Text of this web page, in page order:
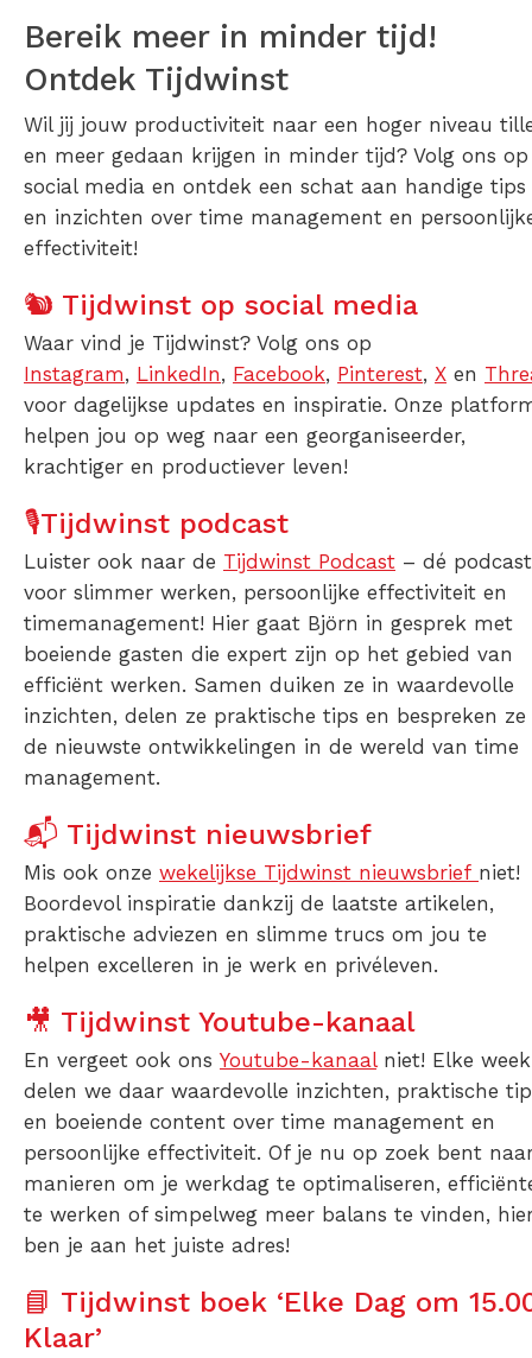
Bereik meer in minder tijd!
Ontdek Tijdwinst
Wil jij jouw productiviteit naar een hoger niveau
en meer gedaan krijgen in minder tijd? Volg ons op
social media en ontdek een schat aan handige tips
en inzichten over time management en
effectiviteit!
🐿️ Tijdwinst op social media
Waar vind je Tijdwinst? Volg ons op
Instagram, LinkedIn, Facebook, Pinterest, X en
voor dagelijkse updates en inspiratie. Onze
helpen jou op weg naar een georganiseerder,
krachtiger en productiever leven!
🎙️Tijdwinst podcast
Luister ook naar de Tijdwinst Podcast – dé podcast
voor slimmer werken, persoonlijke effectiviteit en
timemanagement! Hier gaat Björn in gesprek met
boeiende gasten die expert zijn op het gebied van
efficiënt werken. Samen duiken ze in waardevolle
inzichten, delen ze praktische tips en bespreken ze
de nieuwste ontwikkelingen in de wereld van time
management.
📬 Tijdwinst nieuwsbrief
Mis ook onze wekelijkse Tijdwinst nieuwsbrief niet!
Boordevol inspiratie dankzij de laatste artikelen,
praktische adviezen en slimme trucs om jou te
helpen excelleren in je werk en privéleven.
🎥 Tijdwinst Youtube-kanaal
En vergeet ook ons Youtube-kanaalniet! Elke week
delen we daar waardevolle inzichten, praktische
en boeiende content over time management en
persoonlijke effectiviteit. Of je nu op zoek bent
manieren om je werkdag te optimaliseren,
te werken of simpelweg meer balans te vinden,
ben je aan het juiste adres!
📘 Tijdwinst boek ‘Elke Dag om
Klaar’